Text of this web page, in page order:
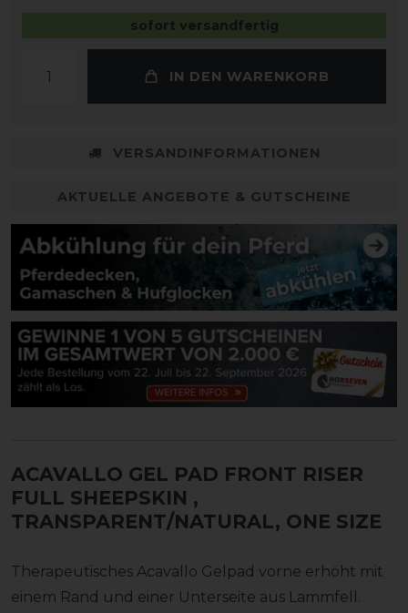
sofort versandfertig
IN DEN WARENKORB
VERSANDINFORMATIONEN
AKTUELLE ANGEBOTE & GUTSCHEINE
ACAVALLO GEL PAD FRONT RISER
FULL SHEEPSKIN ,
TRANSPARENT/NATURAL, ONE SIZE
Therapeutisches Acavallo Gelpad vorne erhöht mit
einem Rand und einer Unterseite aus Lammfell.